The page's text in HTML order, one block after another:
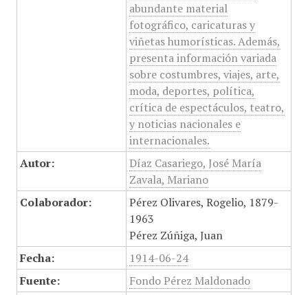
abundante material
fotográfico, caricaturas y
viñetas humorísticas. Además,
presenta información variada
sobre costumbres, viajes, arte,
moda, deportes, política,
crítica de espectáculos, teatro,
y noticias nacionales e
internacionales.
Autor:
Díaz Casariego, José María
Zavala, Mariano
Colaborador:
Pérez Olivares, Rogelio, 1879-
1963
Pérez Zúñiga, Juan
Fecha:
1914-06-24
Fuente:
Fondo Pérez Maldonado